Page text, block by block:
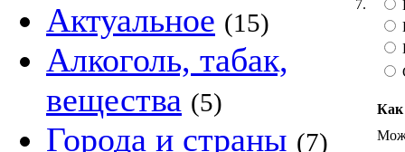
Актуальное (15)
Алкоголь, табак,
вещества (5)
Города и страны (7)
7.
Как